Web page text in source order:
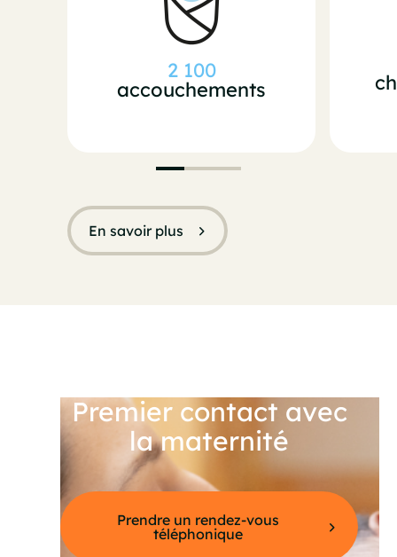
2 100
accouchements
En savoir plus
Premier contact avec
la maternité
Prendre un rendez-vous
téléphonique